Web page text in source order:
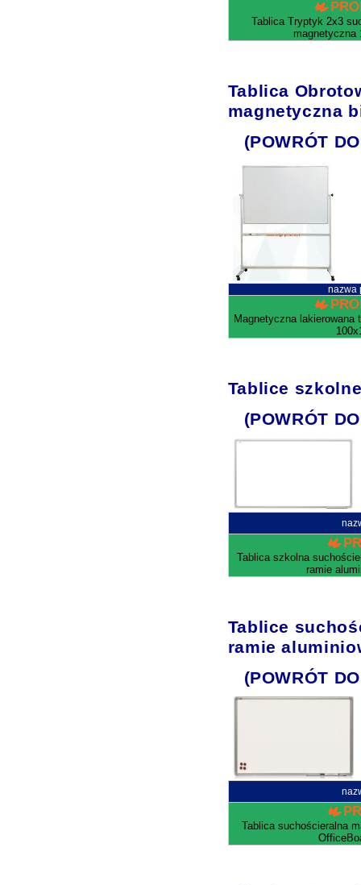
Tablica Tryptyk 2x3
magnetyczna
Tablica
magnetyczna
(POWRÓT
nazwa
Magnetyczna lakierowana
Tablice
(POWRÓT
Tablica szkolna
ramie
Tablice
ramie
(POWRÓT
Tablica suchościeralna